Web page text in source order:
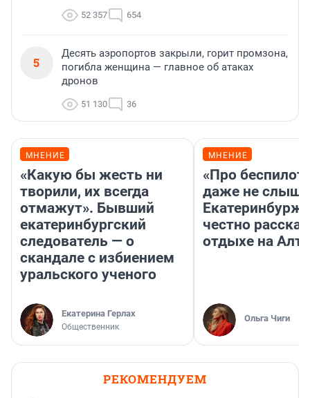
52 357 654
5
Десять аэропортов закрыли, горит промзона,
погибла женщина — главное об атаках
дронов
51 130 36
МНЕНИЕ
«Какую бы жесть ни
творили, их всегда
отмажут». Бывший
екатеринбургский
следователь — о
скандале с избиением
уральского ученого
Екатерина Герлах
Общественник
МНЕНИЕ
«Про
даже не
честно
отдыхе на
Ольга Чиги
РЕКОМЕНДУЕМ